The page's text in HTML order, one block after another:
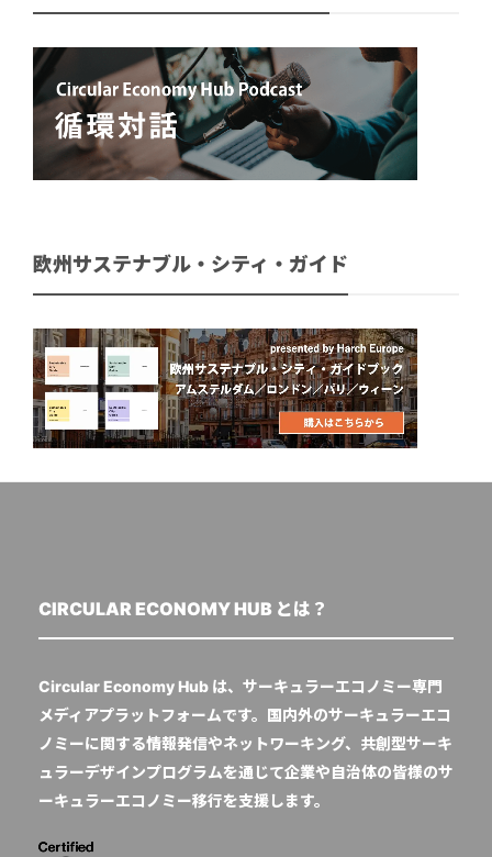
欧州サステナブル・シティ・ガイド
CIRCULAR ECONOMY HUB とは？
Circular Economy Hub は、サーキュラーエコノミー専門
メディアプラットフォームです。国内外のサーキュラーエコ
ノミーに関する情報発信やネットワーキング、共創型サーキ
ュラーデザインプログラムを通じて企業や自治体の皆様のサ
ーキュラーエコノミー移行を支援します。